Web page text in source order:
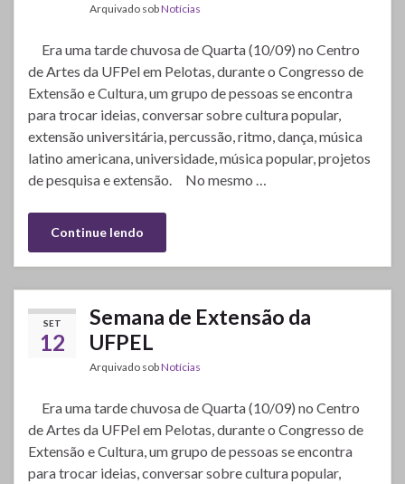
Arquivado sobNotícias
Era uma tarde chuvosa de Quarta (10/09) no Centro
de Artes da UFPel em Pelotas, durante o Congresso de
Extensão e Cultura, um grupo de pessoas se encontra
para trocar ideias, conversar sobre cultura popular,
extensão universitária, percussão, ritmo, dança, música
latino americana, universidade, música popular, projetos
de pesquisa e extensão. No mesmo …
Continue lendo
SET
12
Semana de Extensão da
UFPEL
Arquivado sobNotícias
Era uma tarde chuvosa de Quarta (10/09) no Centro
de Artes da UFPel em Pelotas, durante o Congresso de
Extensão e Cultura, um grupo de pessoas se encontra
para trocar ideias, conversar sobre cultura popular,